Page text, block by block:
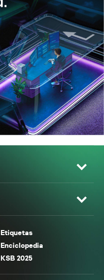
Etiquetas
Enciclopedia
KSB 2025